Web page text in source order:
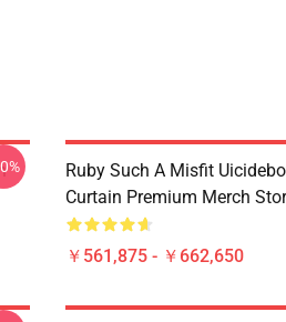
Ruby Such A Misfit
Curtain Premium Merch
￥561,875 - ￥662,650